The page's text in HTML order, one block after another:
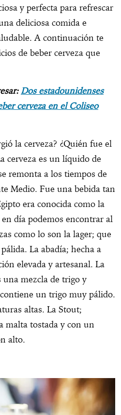
y perfecta para refrescar
deliciosa comida e
A continuación te
de beber cerveza que
Dos estadounidenses
cerveza en el Coliseo
la cerveza? ¿Quién fue el
cerveza es un líquido de
remonta a los tiempos de
Medio. Fue una bebida tan
era conocida como la
día podemos encontrar al
como lo son la lager; que
La abadía; hecha a
elevada y artesanal. La
una mezcla de trigo y
un trigo muy pálido.
altas. La Stout;
malta tostada y con un
alto.